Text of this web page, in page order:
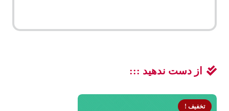
از دست ندهید :::
تخفیف !